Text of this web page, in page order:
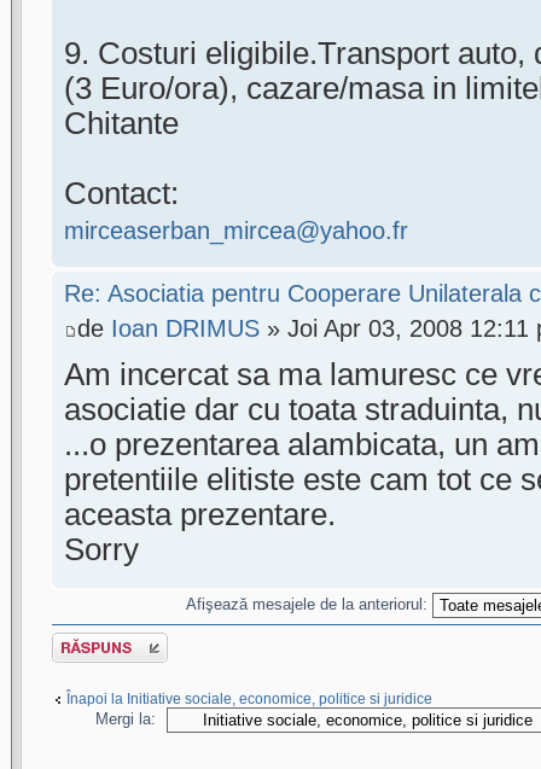
9. Costuri eligibile.Transport auto,
(3 Euro/ora), cazare/masa in
Chitante
Contact:
mirceaserban_mircea@yahoo.fr
Re: Asociatia pentru Cooperare Unilaterala
de Ioan DRIMUS » Joi Apr 03, 2008 12:11
Am incercat sa ma lamuresc ce
asociatie dar cu toata straduinta,
...o prezentarea alambicata, un
pretentiile elitiste este cam tot ce
aceasta prezentare.
Sorry
Afişează mesajele de la anteriorul:
Scrie un răspuns
Înapoi la Initiative sociale, economice, politice si juridice
Mergi la: